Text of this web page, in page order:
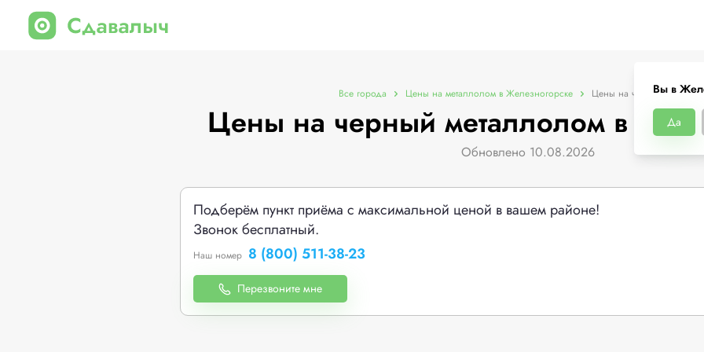
Вы в
Да
Все города Цены на металлолом в Железногорске Цены на черный
Цены на черный металлолом в
Обновлено 10.08.2026
Подберём пункт приёма с максимальной ценой в вашем районе!
Звонок бесплатный.
Наш номер 8 (800) 511-38-23
Перезвоните мне